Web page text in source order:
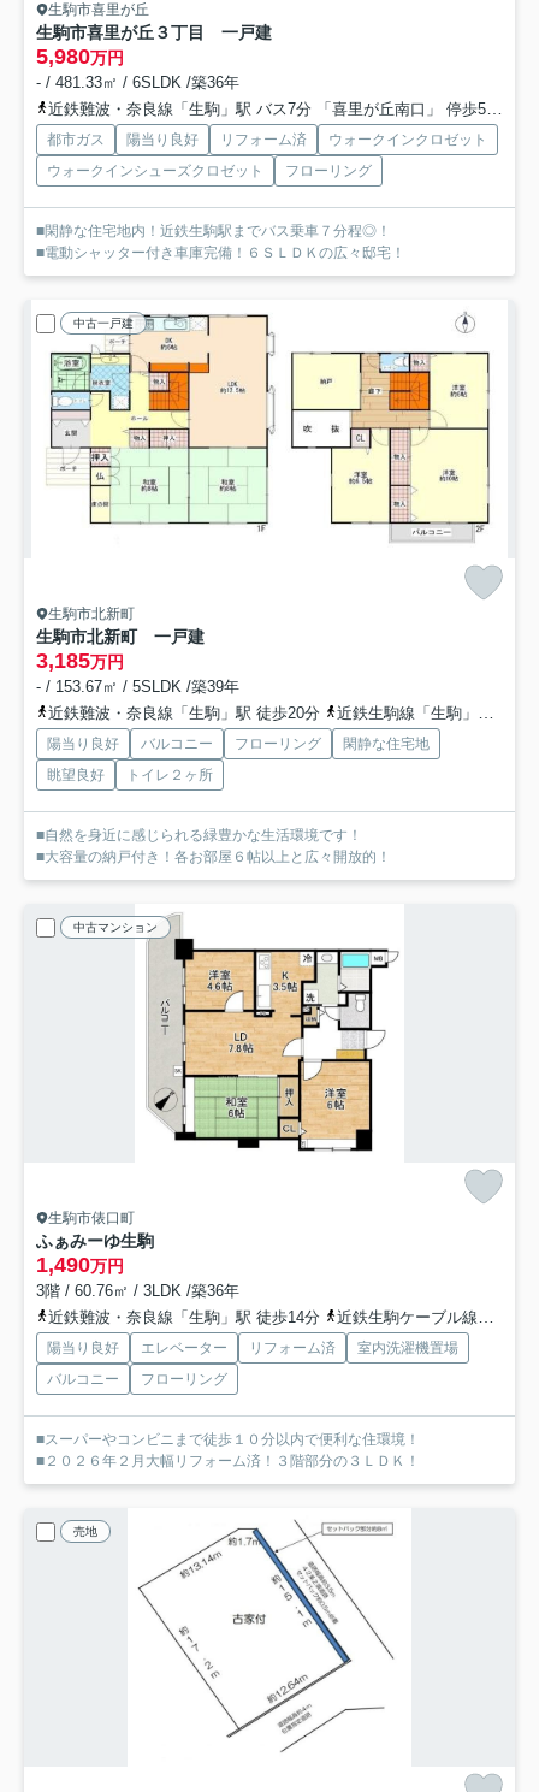
生駒市喜里が丘
生駒市喜里が丘３丁目 一戸建
5,980万円
- / 481.33㎡ / 6SLDK /築36年
近鉄難波・奈良線「生駒」駅 バス7分 「喜里が丘南口」 停歩5分
都市ガス 陽当り良好 リフォーム済
ウォークインクロゼット
ウォークインシューズクロゼット
フローリング
■閑静な住宅地内！近鉄生駒駅までバス乗車７分程◎！
■電動シャッター付き車庫完備！６ＳＬＤＫの広々邸宅！
中古一戸建
生駒市北新町
生駒市北新町 一戸建
3,185万円
- / 153.67㎡ / 5SLDK /築39年
近鉄難波・奈良線「生駒」駅 徒歩20分
近鉄生駒線「生駒」駅 徒歩20分
陽当り良好 バルコニー フローリング
閑静な住宅地
眺望良好
トイレ２ヶ所
■自然を身近に感じられる緑豊かな生活環境です！
■大容量の納戸付き！各お部屋６帖以上と広々開放的！
中古マンション
生駒市俵口町
ふぁみーゆ生駒
1,490万円
3階 / 60.76㎡ / 3LDK /築36年
近鉄難波・奈良線「生駒」駅 徒歩14分
近鉄生駒ケーブル線「鳥居前」駅 徒歩19分
陽当り良好 エレベーター リフォーム済
室内洗濯機置場
バルコニー
フローリング
■スーパーやコンビニまで徒歩１０分以内で便利な住環境！
■２０２６年２月大幅リフォーム済！３階部分の３ＬＤＫ！
売地